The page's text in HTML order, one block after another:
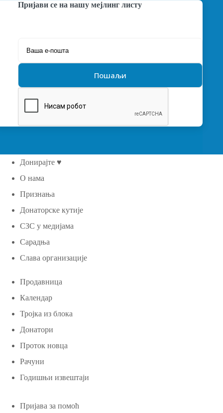
Пријави се на нашу мејлинг листу
Донирајте ♥
О нама
Признања
Донаторске кутије
СЗС у медијама
Сарадња
Слава организације
Продавница
Календар
Тројка из блока
Донатори
Проток новца
Рачуни
Годишњи извештаји
Пријава за помоћ